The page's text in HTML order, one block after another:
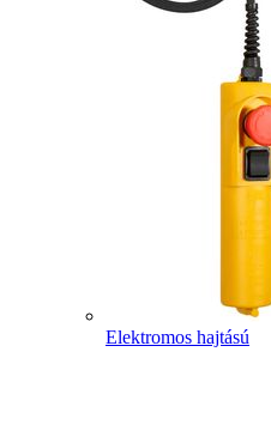
Elektromos hajtású